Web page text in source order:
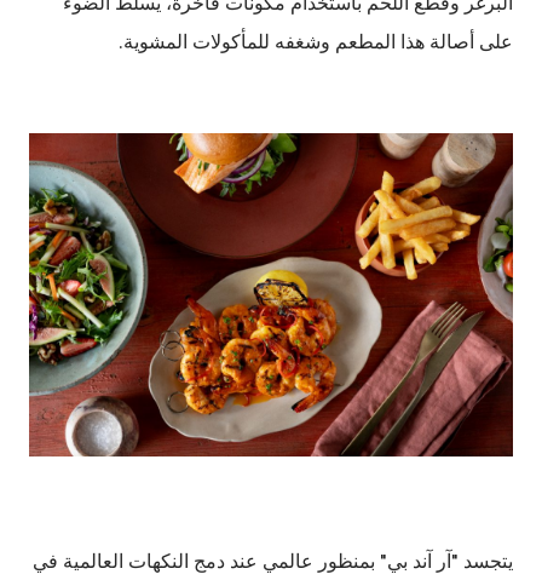
على أصالة هذا المطعم وشغفه للمأكولات المشوية.
يتجسد "آر آند بي" بمنظور عالمي عند دمج النكهات العالمية في